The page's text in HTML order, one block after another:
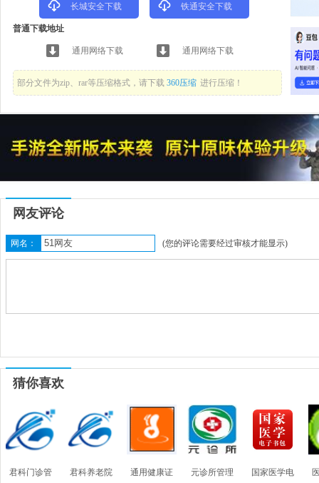
长城安全下载 铁通安全下载
普通下载地址
通用网络下载 通用网络下载
部分文件为zip、rar等压缩格式，请下载 360压缩 进行压缩！
网友评论
网名： (您的评论需要经过审核才能显示)
猜你喜欢
君科门诊管 君科养老院 通用健康证 元诊所管理 国家医学电